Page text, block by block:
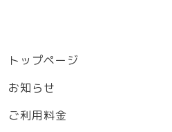
トップページ
お知らせ
ご利用料金